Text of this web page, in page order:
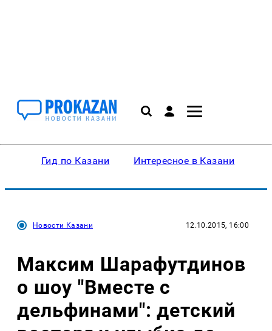
Гид по Казани Интересное в Казани
Новости Казани 12.10.2015, 16:00
Максим Шарафутдинов
о шоу "Вместе с
дельфинами": детский